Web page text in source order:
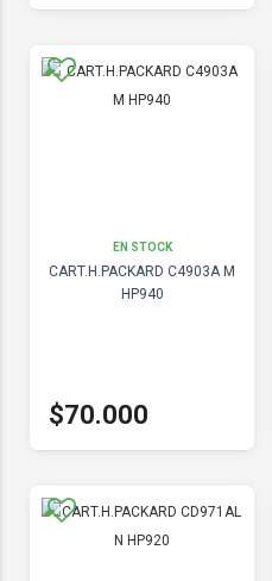
EN STOCK
CART.H.PACKARD C4903A M
HP940
$70.000